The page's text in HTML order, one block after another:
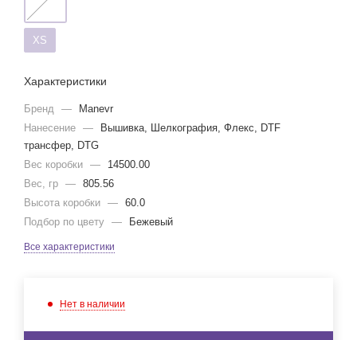
XS
Характеристики
Бренд —
Manevr
Нанесение —
Вышивка, Шелкография, Флекс, DTF
трансфер, DTG
Вес коробки —
14500.00
Вес, гр — 805.56
Высота коробки — 60.0
Подбор по цвету — Бежевый
Все характеристики
Нет в наличии